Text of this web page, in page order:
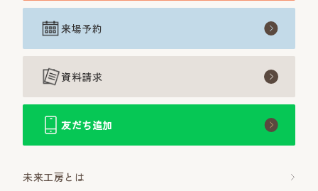
来場予約
資料請求
友だち追加
未来工房とは